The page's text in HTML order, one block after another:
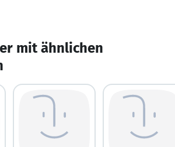
mit ähnlichen